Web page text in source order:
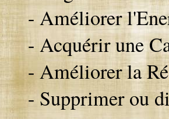
- Améliorer
- Acquérir une
- Améliorer la
- Supprimer ou